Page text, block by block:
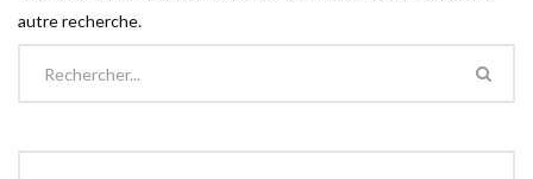
autre recherche.